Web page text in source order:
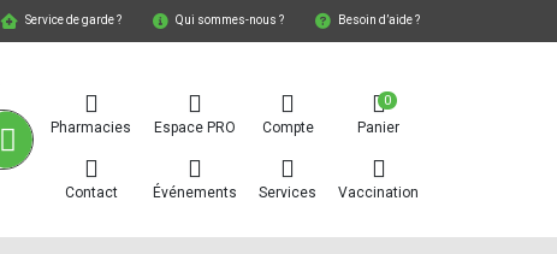
Service de garde ? Qui sommes-nous ? Besoin d’aide ?
Pharmacies
Contact
Espace PRO
Événements
Compte
Services
Panier
0
Vaccination